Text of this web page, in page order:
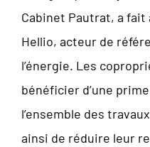
Cabinet Pautrat, a fait
Hellio, acteur de
l’énergie. Les
bénéficier d’une
l’ensemble des
ainsi de réduire leur